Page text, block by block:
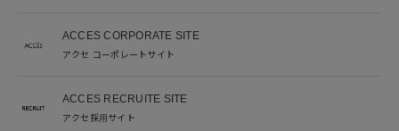
ACCES CORPORATE SITE
アクセ コーポレートサイト
ACCES RECRUITE SITE
アクセ採用サイト